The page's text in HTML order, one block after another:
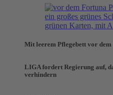
Mit leerem Pflegebett vor
LIGA fordert Regierung auf,
verhindern